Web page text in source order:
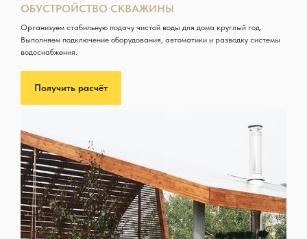
ОБУСТРОЙСТВО СКВАЖИНЫ
Организуем стабильную подачу чистой воды для дома круглый год.
Выполняем подключение оборудования, автоматики и разводку системы
водоснабжения.
Получить расчёт